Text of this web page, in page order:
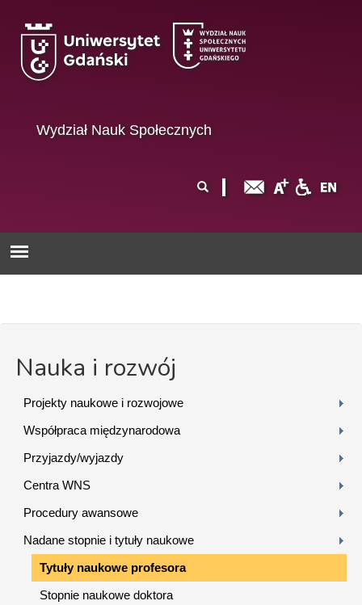
Wydział Nauk Społecznych
wyszukiwania
Nauka i rozwój
Projekty naukowe i rozwojowe
Współpraca międzynarodowa
Przyjazdy/wyjazdy
Centra WNS
Procedury awansowe
Nadane stopnie i tytuły naukowe
Tytuły naukowe profesora
Stopnie naukowe doktora